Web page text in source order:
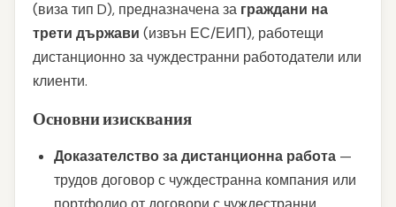
(виза тип D), предназначена за граждани на
трети държави (извън ЕС/ЕИП), работещи
дистанционно за чуждестранни работодатели или
клиенти.
Основни изисквания
Доказателство за дистанционна работа —
трудов договор с чуждестранна компания или